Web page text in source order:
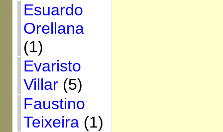
Esuardo
Orellana
(1)
Evaristo
Villar(5)
Faustino
Teixeira(1)